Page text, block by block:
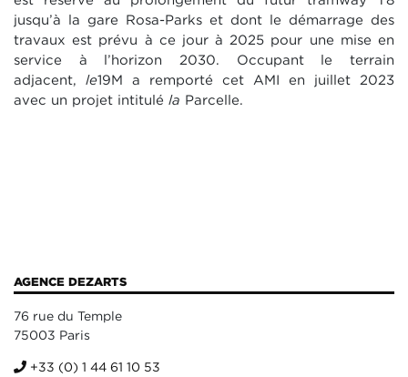
jusqu’à la gare Rosa-Parks et dont le démarrage des
travaux est prévu à ce jour à 2025 pour une mise en
service à l’horizon 2030. Occupant le terrain
adjacent, le19M a remporté cet AMI en juillet 2023
avec un projet intitulé la Parcelle.
AGENCE DEZARTS
76 rue du Temple
75003 Paris
+33 (0) 1 44 61 10 53